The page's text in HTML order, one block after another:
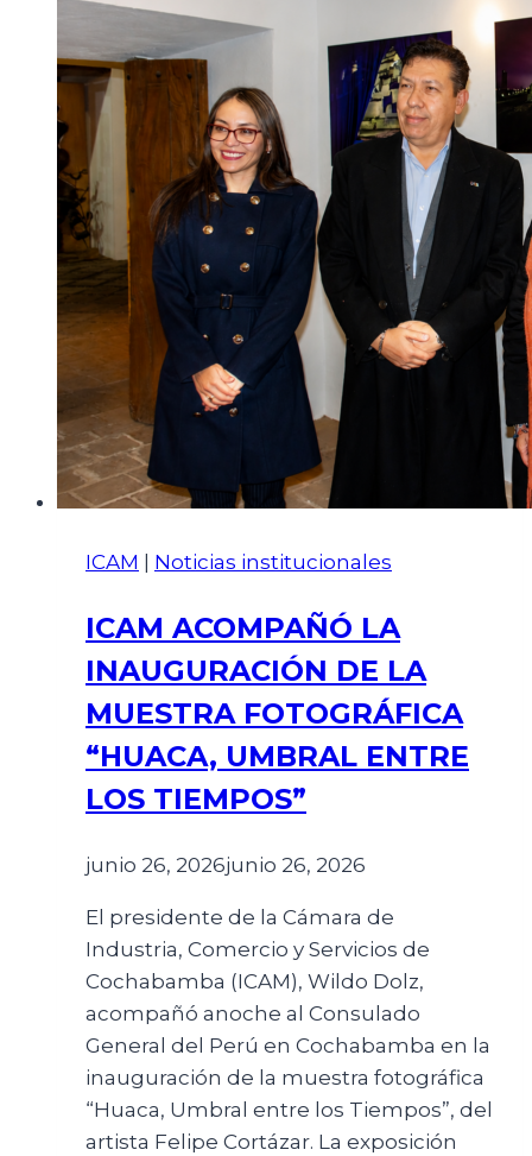
ICAM Noticias institucionales
ICAM ACOMPAÑÓ LA
INAUGURACIÓN DE LA
MUESTRA FOTOGRÁFICA
“HUACA, UMBRAL ENTRE
LOS TIEMPOS”
junio 26, 2026junio 26, 2026
El presidente de la Cámara de
Industria, Comercio y Servicios de
Cochabamba (ICAM), Wildo Dolz,
acompañó anoche al Consulado
General del Perú en Cochabamba en la
inauguración de la muestra fotográfica
“Huaca, Umbral entre los Tiempos”, del
artista Felipe Cortázar. La exposición